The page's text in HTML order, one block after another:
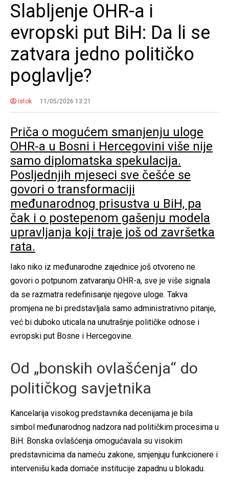
Slabljenje OHR-a i
evropski put BiH: Da li se
zatvara jedno političko
poglavlje?
istok 11/05/2026 13:21
Priča o mogućem smanjenju uloge
OHR-a u Bosni i Hercegovini više nije
samo diplomatska spekulacija.
Posljednjih mjeseci sve češće se
govori o transformaciji
međunarodnog prisustva u BiH, pa
čak i o postepenom gašenju modela
upravljanja koji traje još od završetka
rata.
Iako niko iz međunarodne zajednice još otvoreno ne
govori o potpunom zatvaranju OHR-a, sve je više signala
da se razmatra redefinisanje njegove uloge. Takva
promjena ne bi predstavljala samo administrativno pitanje,
već bi duboko uticala na unutrašnje političke odnose i
evropski put Bosne i Hercegovine.
Od „bonskih ovlašćenja“ do
političkog savjetnika
Kancelarija visokog predstavnika decenijama je bila
simbol međunarodnog nadzora nad političkim procesima u
BiH. Bonska ovlašćenja omogućavala su visokim
predstavnicima da nameću zakone, smjenjuju funkcionere i
intervenišu kada domaće institucije zapadnu u blokadu.